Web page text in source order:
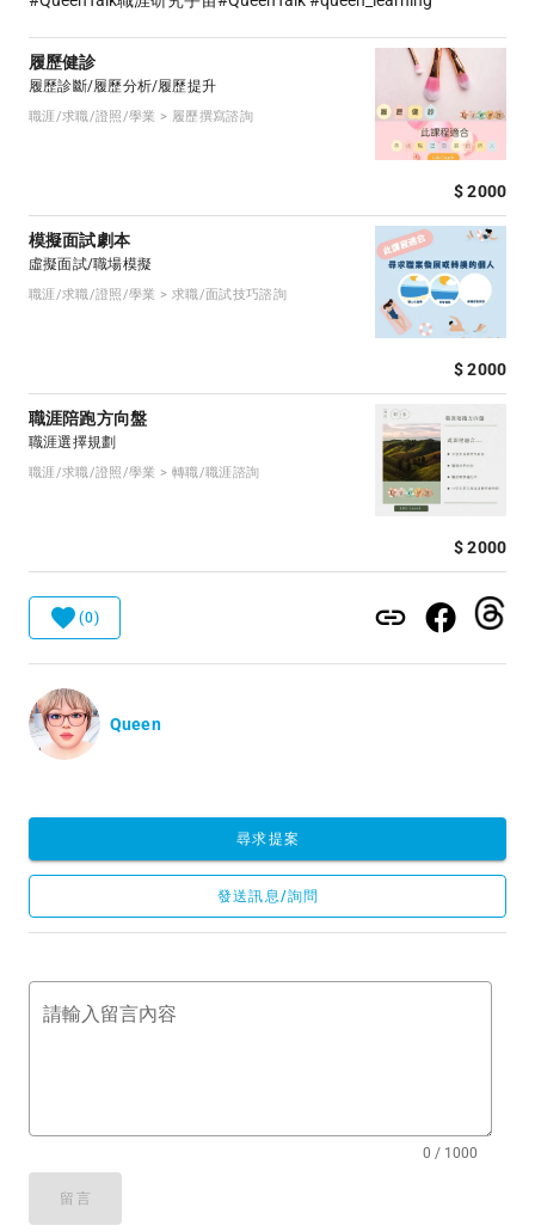
履歷健診
履歷診斷/履歷分析/履歷提升
職涯/求職/證照/學業 > 履歷撰寫諮詢
$ 2000
模擬面試劇本
虛擬面試/職場模擬
職涯/求職/證照/學業 > 求職/面試技巧諮詢
$ 2000
職涯陪跑方向盤
職涯選擇規劃
職涯/求職/證照/學業 > 轉職/職涯諮詢
$ 2000
(0)
Queen
尋求提案
發送訊息/詢問
請輸入留言內容
0 / 1000
留言